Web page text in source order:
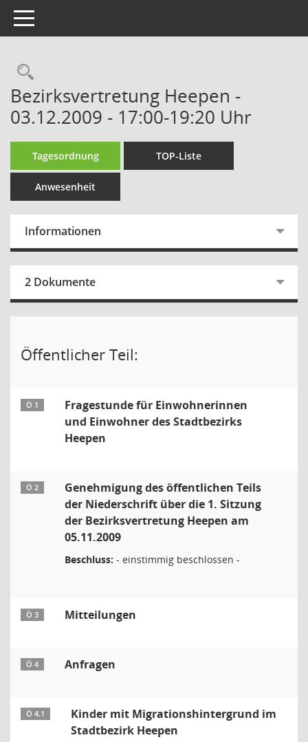
Toggle navigation
Rechercheauswahl
Bezirksvertretung Heepen -
03.12.2009 - 17:00-19:20 Uhr
Tagesordnung TOP-Liste
Anwesenheit
Informationen
2 Dokumente
Öffentlicher Teil:
Ö 1
Fragestunde für Einwohnerinnen
und Einwohner des Stadtbezirks
Heepen
Ö 2
Genehmigung des öffentlichen Teils
der Niederschrift über die 1. Sitzung
der Bezirksvertretung Heepen am
05.11.2009
Beschluss: - einstimmig beschlossen -
Ö 3 Mitteilungen
Ö 4 Anfragen
Ö 4.1
Kinder mit Migrationshintergrund im
Stadtbezirk Heepen